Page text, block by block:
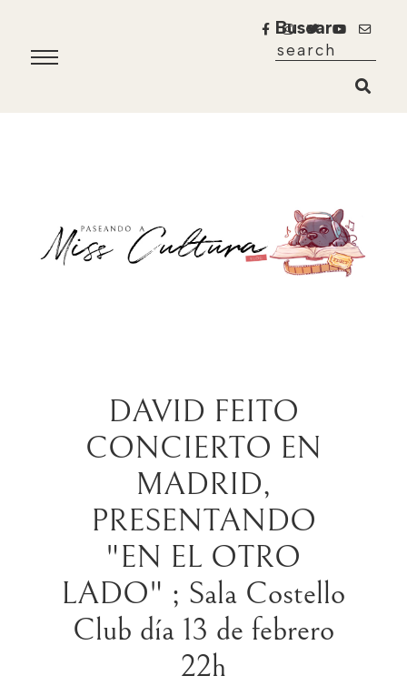
Buscar
DAVID FEITO
CONCIERTO EN
MADRID,
PRESENTANDO
"EN EL OTRO
LADO" ; Sala Costello
Club día 13 de febrero